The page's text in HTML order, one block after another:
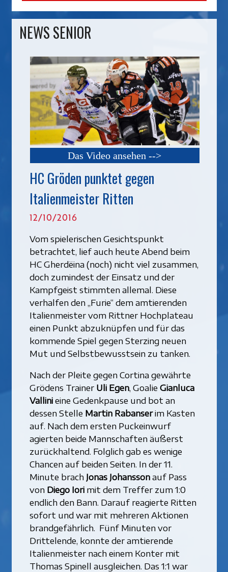
NEWS SENIOR
Das Video ansehen -->
HC Gröden punktet gegen
Italienmeister Ritten
12/10/2016
Vom spielerischen Gesichtspunkt
betrachtet, lief auch heute Abend beim
HC Gherdëina (noch) nicht viel zusammen,
doch zumindest der Einsatz und der
Kampfgeist stimmten allemal. Diese
verhalfen den „Furie“ dem amtierenden
Italienmeister vom Rittner Hochplateau
einen Punkt abzuknüpfen und für das
kommende Spiel gegen Sterzing neuen
Mut und Selbstbewusstsein zu tanken.
Nach der Pleite gegen Cortina gewährte
Grödens Trainer Uli Egen, GoalieGianluca
Vallinieine Gedenkpause und bot an
dessen Stelle Martin Rabanserim Kasten
auf. Nach dem ersten Puckeinwurf
agierten beide Mannschaften äußerst
zurückhaltend. Folglich gab es wenige
Chancen auf beiden Seiten. In der 11.
Minute brach Jonas Johanssonauf Pass
von Diego Iorimit dem Treffer zum 1:0
endlich den Bann. Darauf reagierte Ritten
sofort und war mit mehreren Aktionen
brandgefährlich. Fünf Minuten vor
Drittelende, konnte der amtierende
Italienmeister nach einem Konter mit
Thomas Spinell ausgleichen. Das 1:1 war